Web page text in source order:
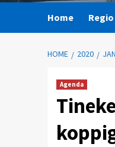
Home Regio
HOME 2020
Agenda